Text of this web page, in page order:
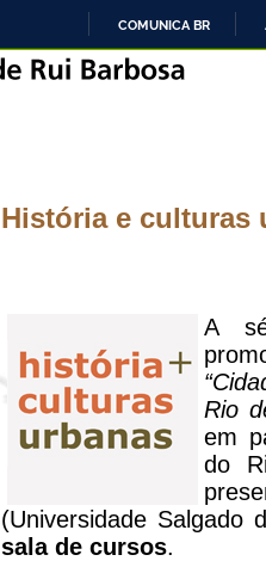
COMUNICA BR
História e culturas
A
Rio
em
do
(Universidade Salgado
sala de cursos.